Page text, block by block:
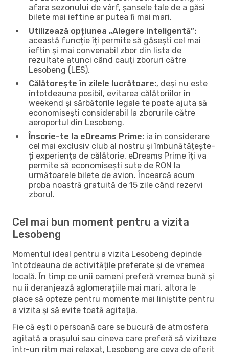
afara sezonului de vârf, șansele tale de a găsi
bilete mai ieftine ar putea fi mai mari.
Utilizează opțiunea „Alegere inteligentă”:
această funcție îți permite să găsești cel mai
ieftin și mai convenabil zbor din lista de
rezultate atunci când cauți zboruri către
Lesobeng (LES).
Călătorește în zilele lucrătoare:, deși nu este
întotdeauna posibil, evitarea călătoriilor în
weekend și sărbătorile legale te poate ajuta să
economisești considerabil la zborurile către
aeroportul din Lesobeng.
Înscrie-te la eDreams Prime: ia în considerare
cel mai exclusiv club al nostru și îmbunătățește-
ți experiența de călătorie. eDreams Prime îți va
permite să economisești sute de RON la
următoarele bilete de avion. Încearcă acum
proba noastră gratuită de 15 zile când rezervi
zborul.
Cel mai bun moment pentru a vizita
Lesobeng
Momentul ideal pentru a vizita Lesobeng depinde
întotdeauna de activitățile preferate și de vremea
locală. În timp ce unii oameni preferă vremea bună și
nu îi deranjează aglomerațiile mai mari, altora le
place să opteze pentru momente mai liniștite pentru
a vizita și să evite toată agitația.
Fie că ești o persoană care se bucură de atmosfera
agitată a orașului sau cineva care preferă să viziteze
într-un ritm mai relaxat, Lesobeng are ceva de oferit